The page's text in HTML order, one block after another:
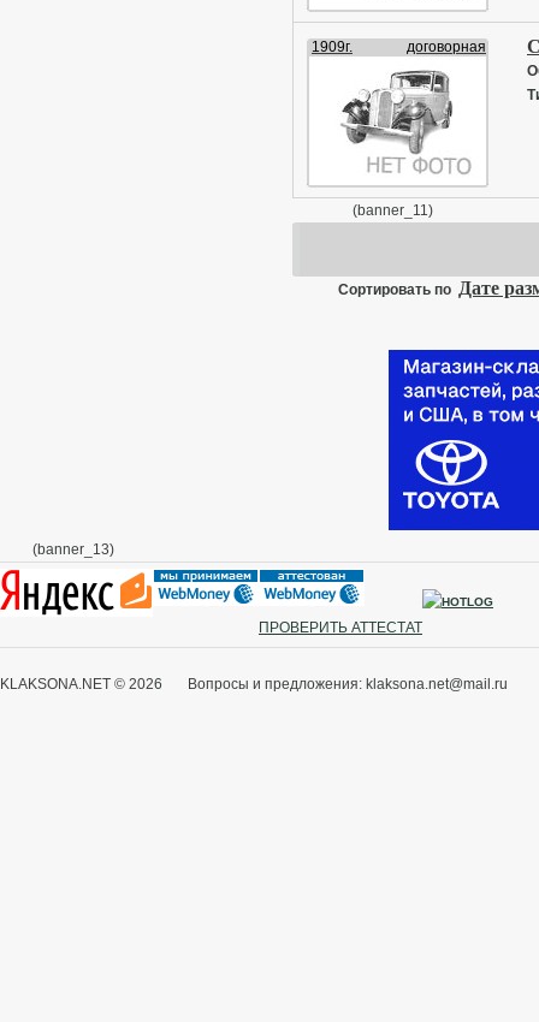
1909г. договорная
(banner_11)
Сортировать по Дате
(banner_13)
ПРОВЕРИТЬ АТТЕСТАТ
KLAKSONA.NET © 2026 Вопросы и предложения: klaksona.net@mail.ru